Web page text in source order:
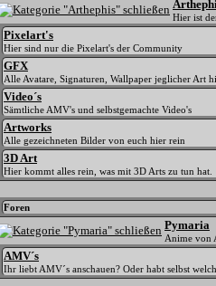
Hier ist
Pixelart's
Hier sind nur die Pixelart's der Community
GFX
Alle Avatare, Signaturen, Wallpaper jeglicher Art
Video´s
Sämtliche AMV's und selbstgemachte Video's
Artworks
Alle gezeichneten Bilder von euch hier rein
3D Art
Hier kommt alles rein, was mit 3D Arts zu tun hat.
Foren
Pymaria
Anime von
AMV´s
Ihr liebt AMV´s anschauen? Oder habt selbst